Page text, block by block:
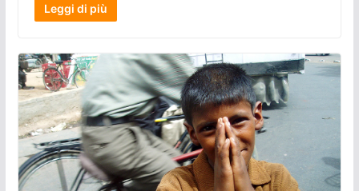
Leggi di più